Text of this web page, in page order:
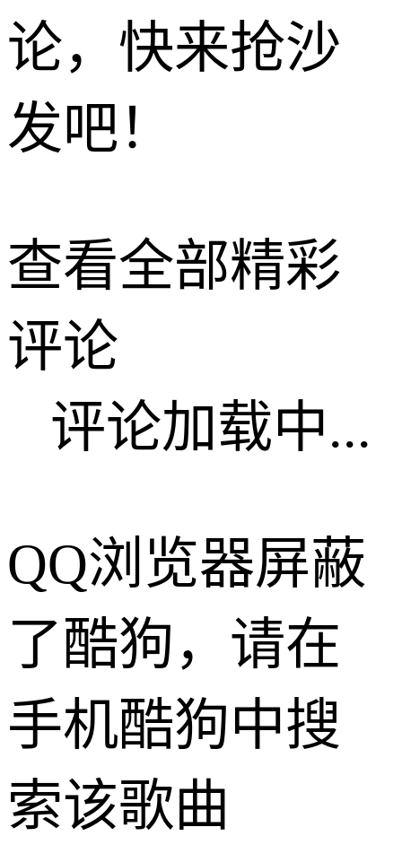
论，快来抢沙
发吧！
查看全部精彩
评论
评论加载中...
QQ浏览器屏蔽
了酷狗，请在
手机酷狗中搜
索该歌曲